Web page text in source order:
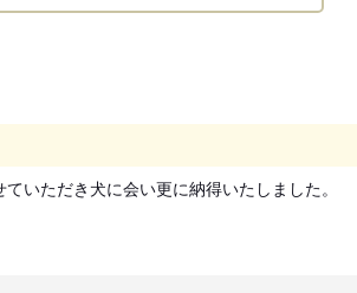
動物愛護法により、生後56日以下の子犬の引き
また天然記念物として指定されている日本犬
いただき犬に会い更に納得いたしました。